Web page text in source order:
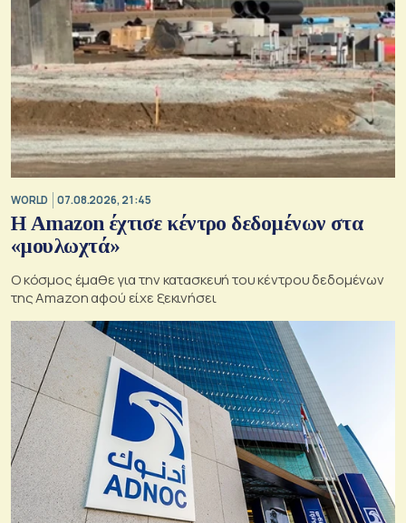
WORLD 07.08.2026, 21:45
Η Amazon έχτισε κέντρο δεδομένων στα
«μουλωχτά»
Ο κόσμος έμαθε για την κατασκευή του κέντρου δεδομένων
της Amazon αφού είχε ξεκινήσει